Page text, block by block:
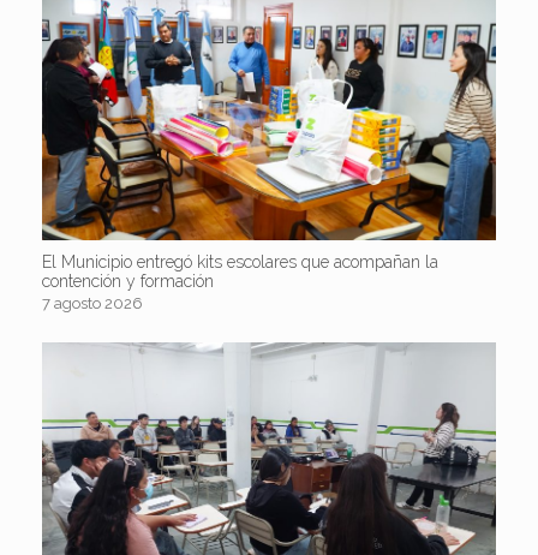
El Municipio entregó kits escolares que acompañan la
contención y formación
7 agosto 2026